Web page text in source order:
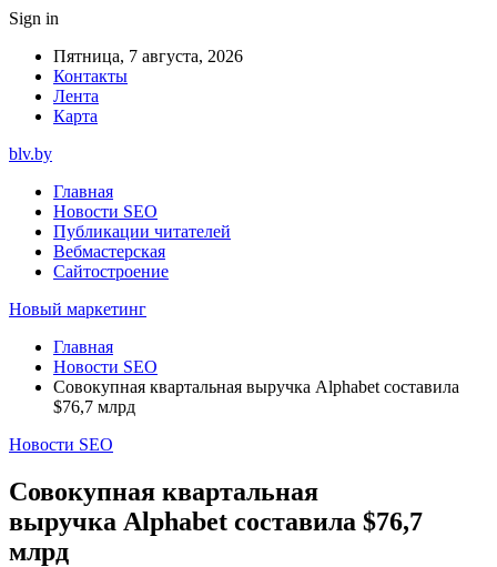
Sign in
Пятница, 7 августа, 2026
Контакты
Лента
Карта
blv.by
Главная
Новости SEO
Публикации читателей
Вебмастерская
Сайтостроение
Новый маркетинг
Главная
Новости SEO
Совокупная квартальная выручка Alphabet составила
$76,7 млрд
Новости SEO
Совокупная квартальная
выручка Alphabet составила $76,7
млрд